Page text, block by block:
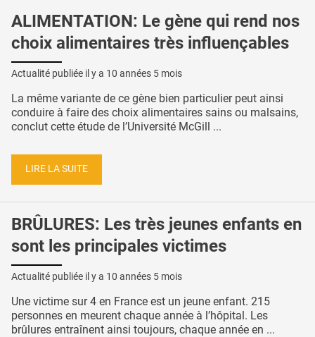
ALIMENTATION: Le gène qui rend nos
choix alimentaires très influençables
Actualité publiée il y a 10 années 5 mois
La même variante de ce gène bien particulier peut ainsi
conduire à faire des choix alimentaires sains ou malsains,
conclut cette étude de l’Université McGill ...
LIRE LA SUITE
BRÛLURES: Les très jeunes enfants en
sont les principales victimes
Actualité publiée il y a 10 années 5 mois
Une victime sur 4 en France est un jeune enfant. 215
personnes en meurent chaque année à l’hôpital. Les
brûlures entraînent ainsi toujours, chaque année en ...